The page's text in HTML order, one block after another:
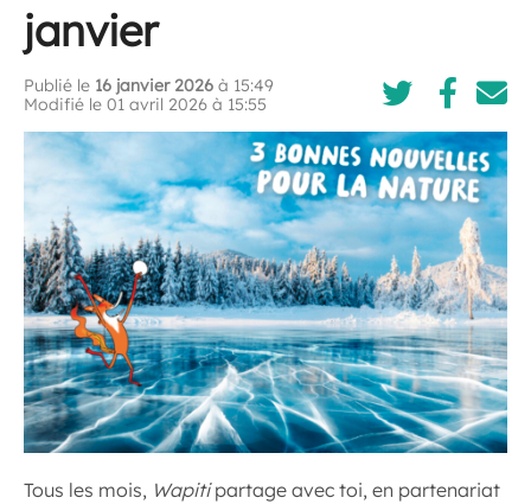
janvier
Publié le 16 janvier 2026 à 15:49
Modifié le 01 avril 2026 à 15:55
Tous les mois, Wapitipartage avec toi, en partenariat